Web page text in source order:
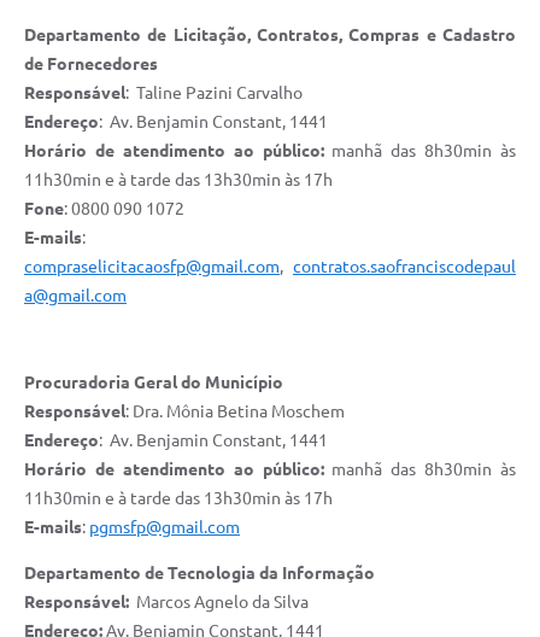
Minuta Cód. Postura
NFS-e
Galeria de Fotos
Audiências Públicas
Arquivos para Download
Galeria de Vídeos
Projetos
Contas Públicas
Legislação
Editais
Serviços Online
Telefones Úteis
Departamento de Licitação, Contratos, Compras e Cadastro
de Fornecedores
Responsável: Taline Pazini Carvalho
Endereço: Av. Benjamin Constant, 1441
Horário de atendimento ao público: manhã das 8h30min às
11h30min e à tarde das 13h30min às 17h
Fone: 0800 090 1072
E-mails:
compraselicitacaosfp@gmail.com, contratos.saofranciscodepaul
a@gmail.com
Procuradoria Geral do Município
Responsável: Dra. Mônia Betina Moschem
Endereço: Av. Benjamin Constant, 1441
Horário de atendimento ao público: manhã das 8h30min às
11h30min e à tarde das 13h30min às 17h
E-mails: pgmsfp@gmail.com
Departamento de Tecnologia da Informação
Responsável: Marcos Agnelo da Silva
Endereço:Av. Benjamin Constant, 1441